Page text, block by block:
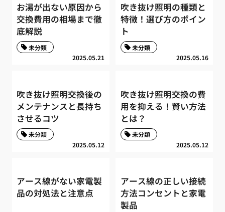
お湯が出ない原因から
交換費用の相場まで徹
底解説
2025.05.21
未分類
吹き抜け照明の種類と
特徴！選び方のポイン
ト
2025.05.16
未分類
吹き抜け照明交換後の
メンテナンスと長持ち
させるコツ
2025.05.12
未分類
吹き抜け照明交換の費
用を抑える！賢い方法
とは？
2025.05.12
未分類
アース線がない家電製
品の対処法と注意点
アース線の正しい接続
方法コンセントと家電
製品